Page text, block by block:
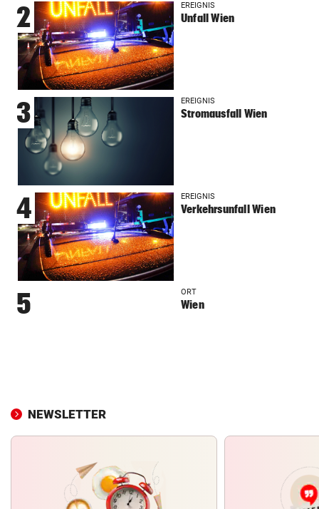
2 EREIGNIS
Unfall Wien
3 EREIGNIS
Stromausfall Wien
4 EREIGNIS
Verkehrsunfall Wien
5 ORT
Wien
NEWSLETTER